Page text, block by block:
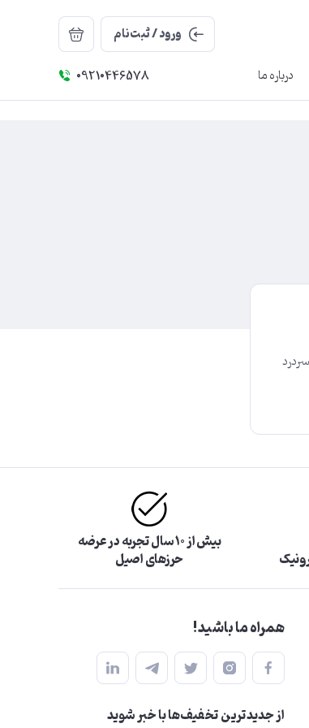
ورود / ثبت‌نام
درباره ما 09210446578
بیش از ۱۰ سال تجربه در عرضه
حرزهای اصیل
همراه ما باشید!
از جدید‌ترین تخفیف‌ها با‌ خبر شوید